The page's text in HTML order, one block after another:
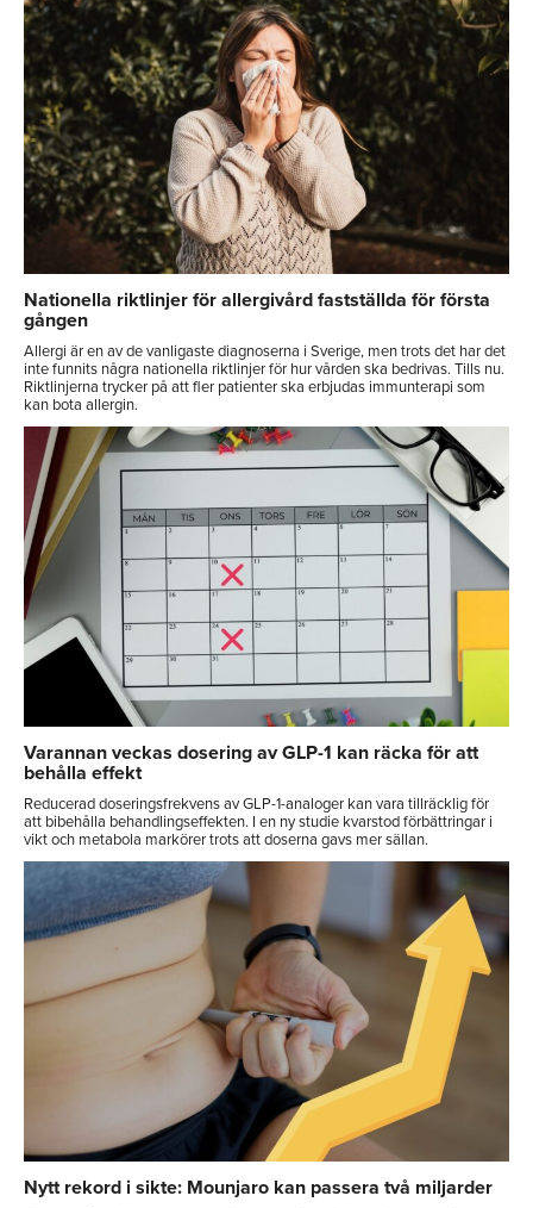
Nationella riktlinjer för allergivård fastställda för första
gången
Allergi är en av de vanligaste diagnoserna i Sverige, men trots det har det
inte funnits några nationella riktlinjer för hur vården ska bedrivas. Tills nu.
Riktlinjerna trycker på att fler patienter ska erbjudas immunterapi som
kan bota allergin.
Varannan veckas dosering av GLP-1 kan räcka för att
behålla effekt
Reducerad doseringsfrekvens av GLP-1-analoger kan vara tillräcklig för
att bibehålla behandlingseffekten. I en ny studie kvarstod förbättringar i
vikt och metabola markörer trots att doserna gavs mer sällan.
Nytt rekord i sikte: Mounjaro kan passera två miljarder